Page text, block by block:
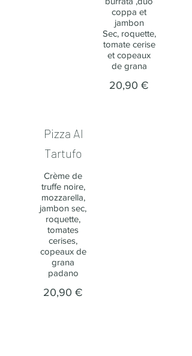
coppa et
jambon
Sec, roquette,
tomate cerise
et copeaux
de grana
20,90 €
Pizza Al
Tartufo
Crème de
truffe noire,
mozzarella,
jambon sec,
roquette,
tomates
cerises,
copeaux de
grana
padano
20,90 €